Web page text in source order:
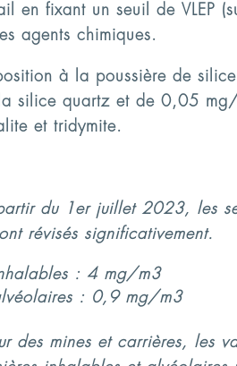
en fixant un seuil de VLEP
agents chimiques.
à la poussière de
silice quartz et de 0,05 mg/
et tridymite.
du 1er juillet 2023, les
révisés significativement.
: 4 mg/m3
: 0,9 mg/m3
des mines et carrières, les